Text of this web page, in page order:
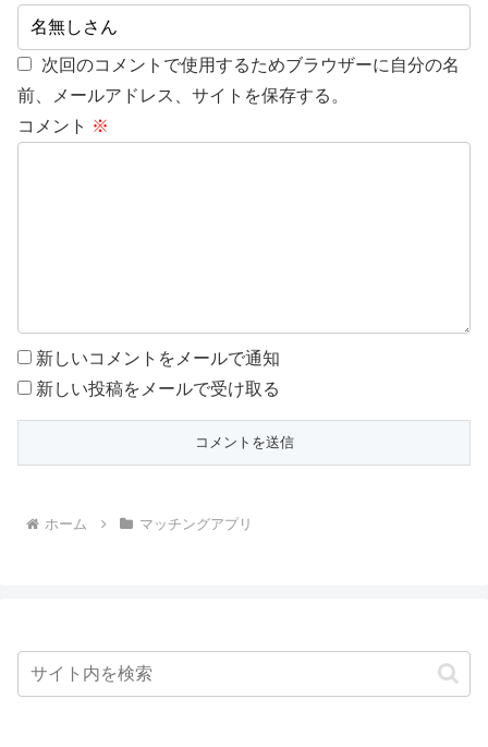
次回のコメントで使用するためブラウザーに自分の名
前、メールアドレス、サイトを保存する。
コメント ※
新しいコメントをメールで通知
新しい投稿をメールで受け取る
ホーム マッチングアプリ